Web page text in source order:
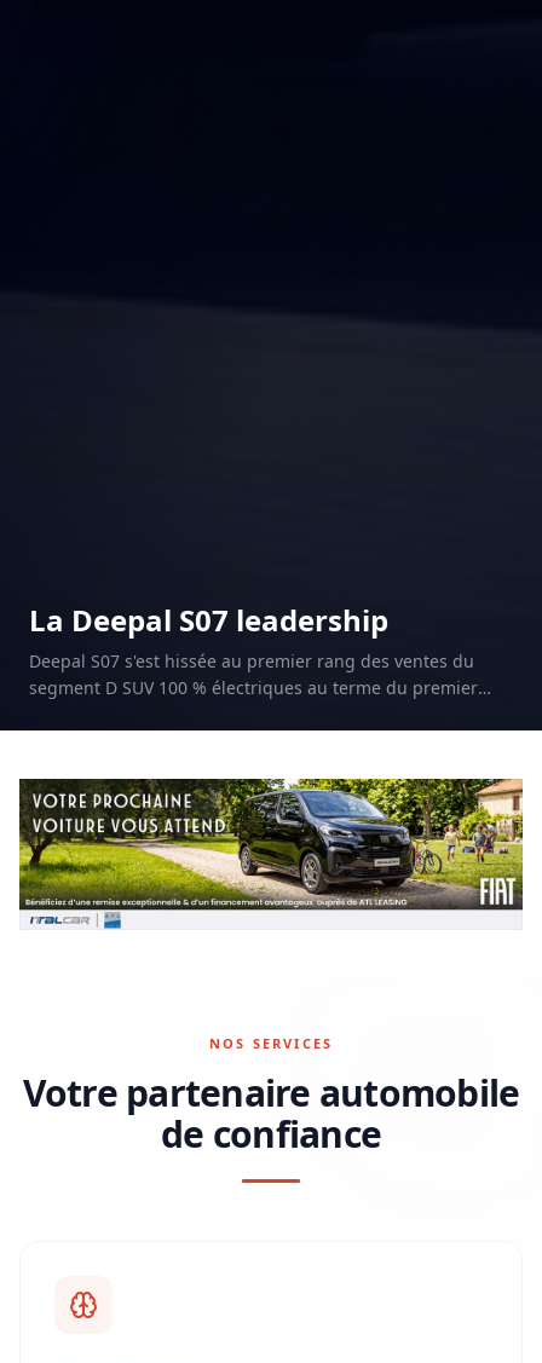
La Deepal S07 leadership
Deepal S07 s'est hissée au premier rang des ventes du
segment D SUV 100 % électriques au terme du premier
NOS SERVICES
Votre partenaire automobile
de confiance